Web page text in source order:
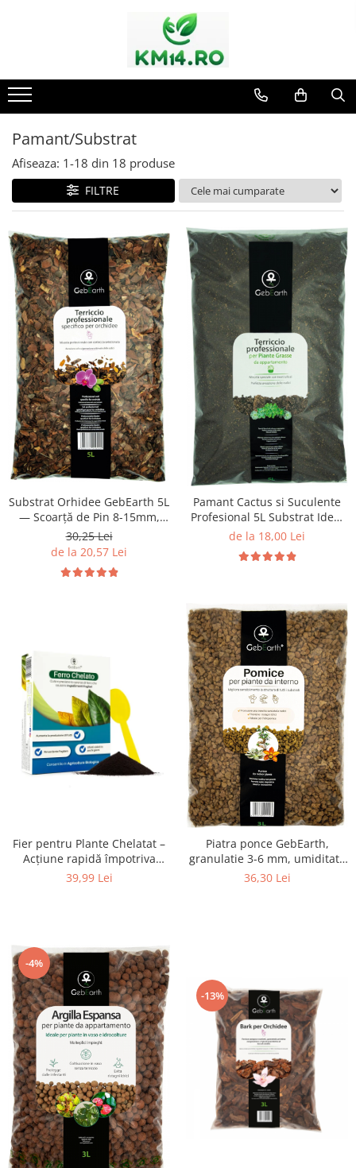
Pamant/Substrat
Afiseaza: 1-18 din 18 produse
FILTRE
Substrat Orhidee GebEarth 5L
— Scoarță de Pin 8-15mm,
100% Natural
30,25 Lei
de la 20,57 Lei
Pamant Cactus si Suculente
Profesional 5L Substrat Ideal
pentru Cactaceae si Alte
de la 18,00 Lei
Fier pentru Plante Chelatat –
Acțiune rapidă împotriva
clorozei și îngălbenirii, ideal
39,99 Lei
Piatra ponce GebEarth,
granulatie 3-6 mm, umiditate
calibrata, set 3L
36,30 Lei
-4%
-13%